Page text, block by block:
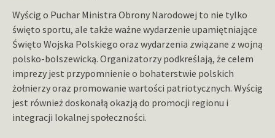
Wyścig o Puchar Ministra Obrony Narodowej to nie tylko
święto sportu, ale także ważne wydarzenie upamiętniające
Święto Wojska Polskiego oraz wydarzenia związane z wojną
polsko-bolszewicką. Organizatorzy podkreślają, że celem
imprezy jest przypomnienie o bohaterstwie polskich
żołnierzy oraz promowanie wartości patriotycznych. Wyścig
jest również doskonałą okazją do promocji regionu i
integracji lokalnej społeczności.